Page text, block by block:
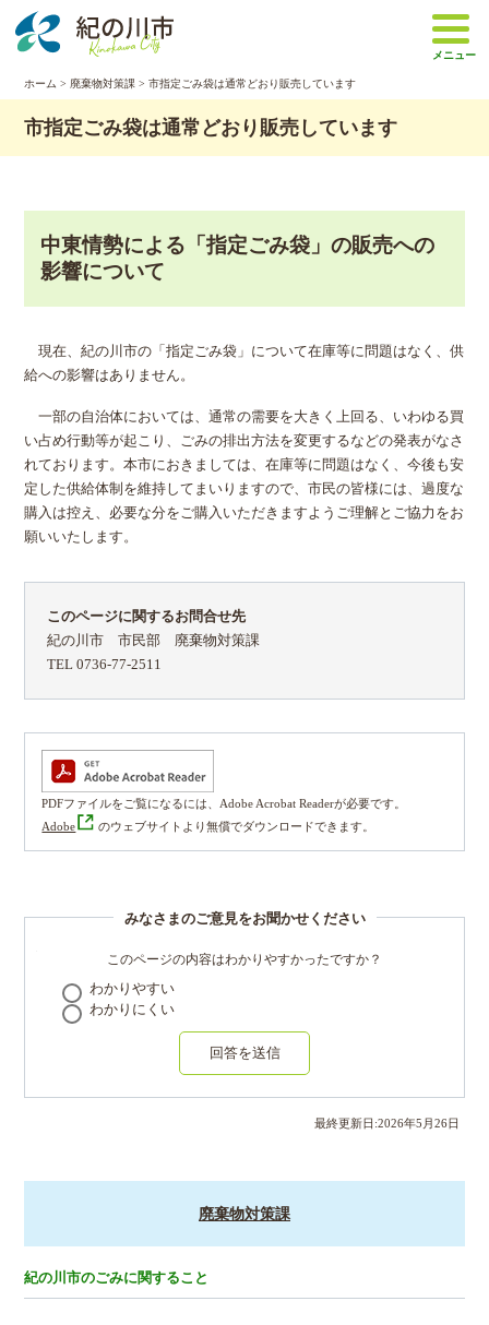
メニュー
ホーム > 廃棄物対策課 > 市指定ごみ袋は通常どおり販売しています
市指定ごみ袋は通常どおり販売しています
中東情勢による「指定ごみ袋」の販売への
影響について
現在、紀の川市の「指定ごみ袋」について在庫等に問題はなく、供
給への影響はありません。
一部の自治体においては、通常の需要を大きく上回る、いわゆる買
い占め行動等が起こり、ごみの排出方法を変更するなどの発表がなさ
れております。本市におきましては、在庫等に問題はなく、今後も安
定した供給体制を維持してまいりますので、市民の皆様には、過度な
購入は控え、必要な分をご購入いただきますようご理解とご協力をお
願いいたします。
このページに関するお問合せ先
紀の川市 市民部 廃棄物対策課
TEL 0736-77-2511
PDFファイルをご覧になるには、Adobe Acrobat Readerが必要です。
Adobe
のウェブサイトより無償でダウンロードできます。
みなさまのご意見をお聞かせください
このページの内容はわかりやすかったですか？
わかりやすい
わかりにくい
回答を送信
最終更新日:2026年5 月26日
廃棄物対策課
紀の川市のごみに関すること